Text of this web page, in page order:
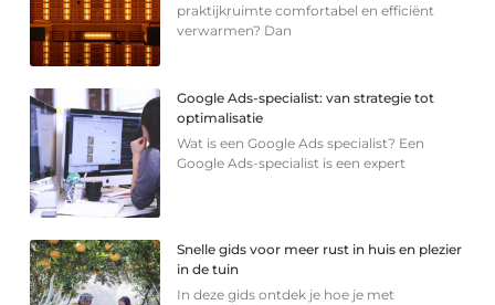
praktijkruimte comfortabel en efficiënt
verwarmen? Dan
Google Ads-specialist: van strategie tot
optimalisatie
Wat is een Google Ads specialist? Een
Google Ads-specialist is een expert
Snelle gids voor meer rust in huis en plezier
in de tuin
In deze gids ontdek je hoe je met